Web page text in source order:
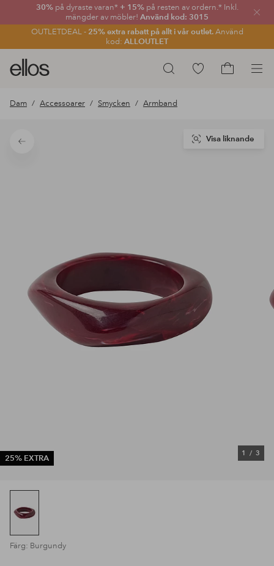
30% på dyraste varan* + 15% på resten av ordern.* Inkl.
mängder av möbler! Använd kod: 3015
OUTLETDEAL - 25% extra rabatt på allt i vår outlet.Använd
kod: ALLOUTLET
Sök
Ellos
logotyp
gå
förstasidan
Gå
Dam Accessoarer Smycken Armband
Tillbaka
25% EXTRA
1 / 3
Visa liknande
Färg: Burgundy